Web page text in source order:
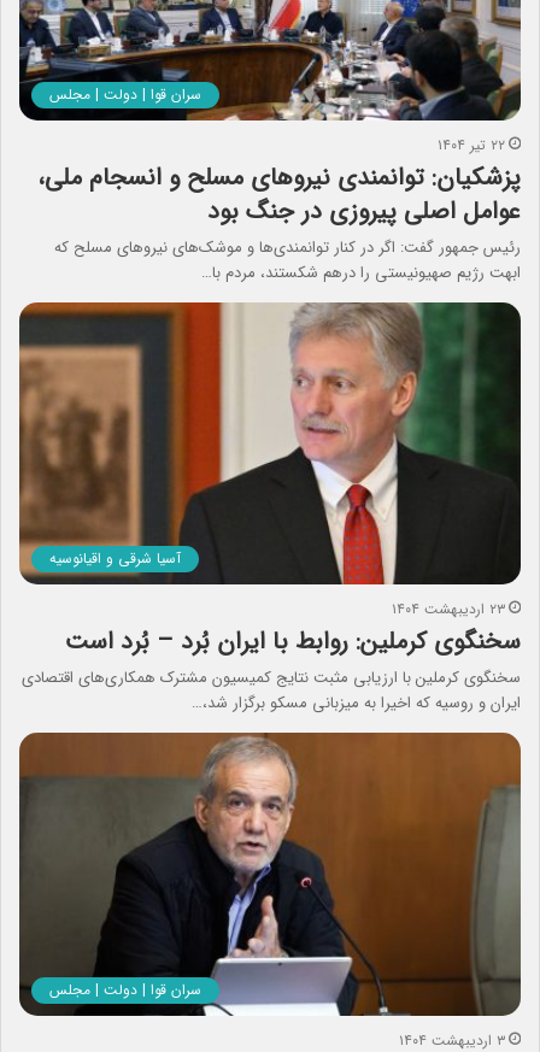
سران قوا | دولت | مجلس
۲۲ تیر ۱۴۰۴
پزشکیان: توانمندی‌ نیروهای مسلح و انسجام ملی،
عوامل اصلی پیروزی در جنگ بود
رئیس جمهور گفت: اگر در کنار توانمندی‌ها و موشک‌های نیروهای مسلح که
ابهت رژیم صهیونیستی را درهم شکستند، مردم با…
آسیا شرقی و اقیانوسیه
۲۳ اردیبهشت ۱۴۰۴
سخنگوی کرملین: روابط با ایران بُرد – بُرد است
سخنگوی کرملین با ارزیابی مثبت نتایج کمیسیون مشترک همکاری‌های اقتصادی
ایران و روسیه که اخیرا به میزبانی مسکو برگزار شد،…
سران قوا | دولت | مجلس
۳ اردیبهشت ۱۴۰۴